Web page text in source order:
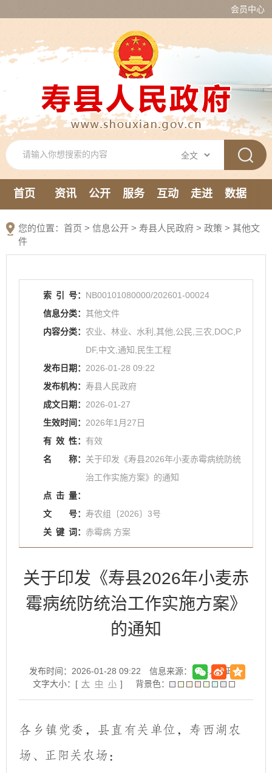
会员中心
首页 资讯 公开 服务 互动 走进
数据
您的位置： 首页 > 信息公开 > 寿县人民政府 > 政策 > 其他文
件
索 引 号： NB00101080000/202601-00024
信息分类： 其他文件
内容分类： 农业、林业、水利,其他,公民,三农,DOC,P
DF,中文,通知,民生工程
发布日期： 2026-01-28 09:22
发布机构： 寿县人民政府
成文日期： 2026-01-27
生效时间： 2026年1月27日
有 效 性： 有效
名
称： 关于印发《寿县2026年小麦赤霉病统防统
治工作实施方案》的通知
点 击 量：
文
号： 寿农组〔2026〕3号
关 键 词： 赤霉病 方案
关于印发《寿县2026年小麦赤
霉病统防统治工作实施方案》
的通知
发布时间：2026-01-28 09:22
信息来源：寿县人民政府
文字大小：[ 大 中 小 ] 背景色：
各乡镇党委 ， 县直有关单位 ， 寿西湖农
场、正阳关农场 ：